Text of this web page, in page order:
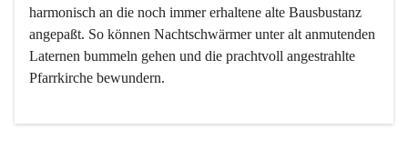
harmonisch an die noch immer erhaltene alte Bausbustanz
angepaßt. So können Nachtschwärmer unter alt anmutenden
Laternen bummeln gehen und die prachtvoll angestrahlte
Pfarrkirche bewundern.
Der Weinbau dominert heute nicht mehr, ist aber integrativer